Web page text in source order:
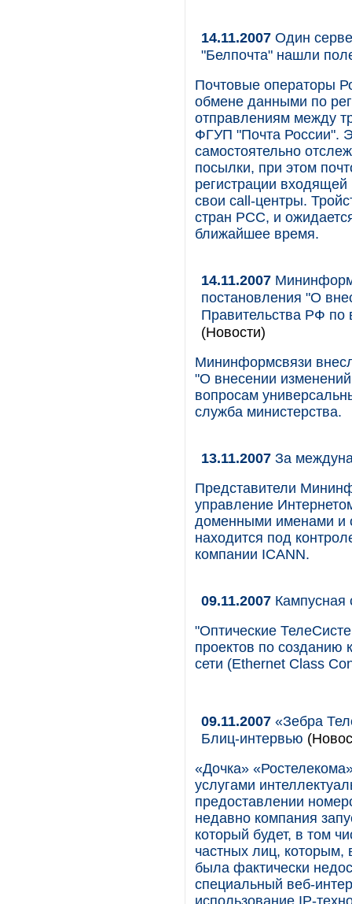
14.11.2007 Один
"Белпочта" нашли
Почтовые операторы
обмене данными по
отправлениям между
ФГУП "Почта России".
самостоятельно
посылки, при этом
регистрации
свои call-центры.
стран РСС, и
ближайшее время.
14.11.2007
постановления "О
Правительства РФ по
(Новости)
Мининформсвязи
"О внесении
вопросам
служба министерства.
13.11.2007 За
Представители
управление
доменными именами и
находится под
компании ICANN.
09.11.2007
"Оптические
проектов по созданию
сети (Ethernet Class
09.11.2007 «Зебра
Блиц-интервью
«Дочка»
услугами
предоставлении
недавно компания
который будет, в том
частных лиц, которым,
была фактически
специальный веб-
использование IP-